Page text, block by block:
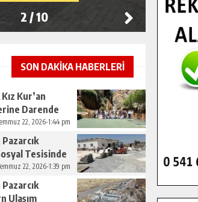
3 /10
SON DAKİKA HABERLERİ
Kur’an
Darende
22, 2026-1:44 pm
Tesisinde
22, 2026-1:39 pm
Ulaşım